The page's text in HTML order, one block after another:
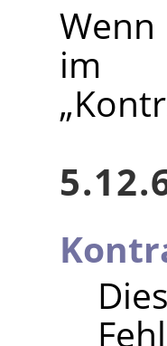
im
„